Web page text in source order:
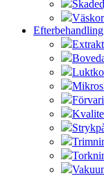
Väskor
Efterbehandling